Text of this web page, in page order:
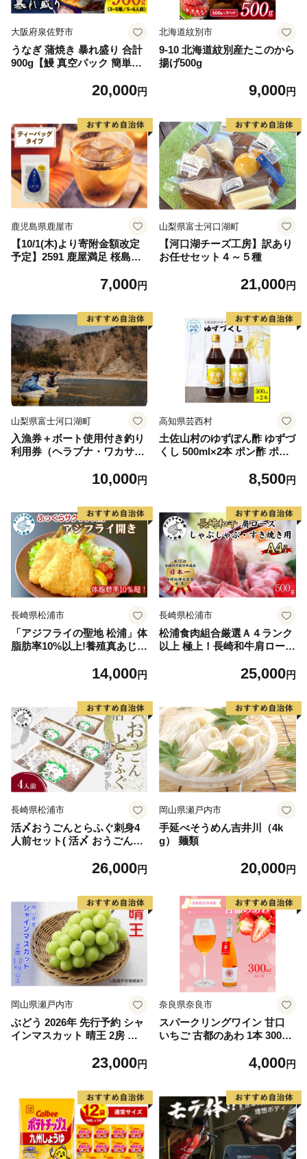
大阪府泉佐野市
うなぎ 蒲焼き 暴れ盛り 合計
900g【鰻 真空パック 簡単調
惣菜 うな重 うな丼 ひつまぶ
20,000円
北海道紋別市
9-10 北海道紋別産たこのから
揚げ500g
9,000円
鹿児島県鹿屋市
【10/1(木)より寄附金額改定
予定】2591 鹿屋満足 桜島溶
バッグ15袋（ティーバッグ3g
7,000円
山梨県富士河口湖町
【河口湖チーズ工房】訳あり
お任せセット４～５種
21,000円
山梨県富士河口湖町
入漁券＋ボート使用付き釣り
利用券（ヘラブナ・ワカサギ
10,000円
高知県芸西村
土佐山村のゆずぽん酢 ゆずづ
くし 500ml×2本 ポン酢 ポン
美味しい おいしい 鍋 しゃぶ
8,500円
長崎県松浦市
「アジフライの聖地 松浦」体
脂肪率10%以上!養殖真あじの
ライ開き( あじ アジ 鯵 聖地
かず )【B4-138】
14,000円
長崎県松浦市
松浦食肉組合厳選Ａ４ランク
以上 極上！長崎和牛肩ロース
25,000円
長崎県松浦市
活〆おうごんとらふぐ刺身4
人前セット( 活〆 おうごんと
養殖 高評価 )【C6-015】
26,000円
岡山県瀬戸内市
手延べそうめん吉井川（4k
g） 麺類
20,000円
岡山県瀬戸内市
ぶどう 2026年 先行予約 シャ
インマスカット 晴王 2房 合
県産 国産 フルーツ 果物 ギフ
23,000円
奈良県奈良市
スパークリングワイン 甘口
いちご 古都のあわ 1本 300ml
ワイン 古都華 ことか 100％
おすすめ デザートワイン ア
ペリティフ パーティ 誕生日
お祝い プレゼント ギフト 贈
り物 株式会社泉屋 奈良県 奈
良市
4,000円